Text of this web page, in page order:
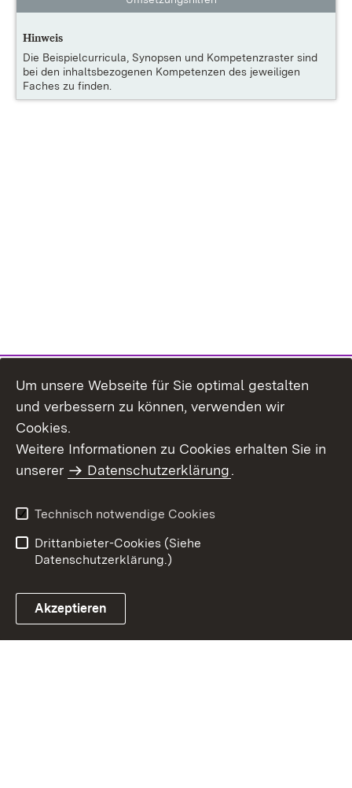
Hinweis
Die Beispielcurricula, Synopsen und Kompetenzraster sind
bei den inhaltsbezogenen Kompetenzen des jeweiligen
Faches zu finden.
Um unsere Webseite für Sie optimal gestalten
und verbessern zu können, verwenden wir
Cookies.
Weitere Informationen zu Cookies erhalten Sie in
unserer
Datenschutzerklärung.
Technisch notwendige Cookies
Drittanbieter-Cookies (Siehe
Datenschutzerklärung.)
Akzeptieren